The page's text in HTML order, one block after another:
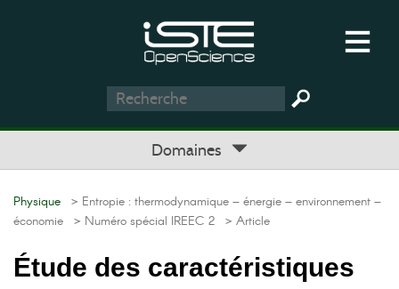
Domaines
Physique > Entropie : thermodynamique – énergie – environnement –
économie > Numéro spécial IREEC 2 > Article
Étude des caractéristiques